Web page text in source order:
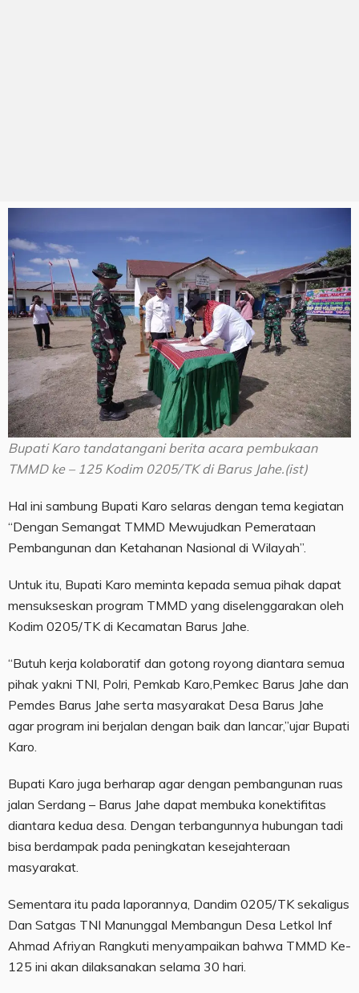
Bupati Karo tandatangani berita acara pembukaan
TMMD ke – 125 Kodim 0205/TK di Barus Jahe.(ist)
Hal ini sambung Bupati Karo selaras dengan tema kegiatan
“Dengan Semangat TMMD Mewujudkan Pemerataan
Pembangunan dan Ketahanan Nasional di Wilayah”.
Untuk itu, Bupati Karo meminta kepada semua pihak dapat
mensukseskan program TMMD yang diselenggarakan oleh
Kodim 0205/TK di Kecamatan Barus Jahe.
“Butuh kerja kolaboratif dan gotong royong diantara semua
pihak yakni TNI, Polri, Pemkab Karo,Pemkec Barus Jahe dan
Pemdes Barus Jahe serta masyarakat Desa Barus Jahe
agar program ini berjalan dengan baik dan lancar,”ujar Bupati
Karo.
Bupati Karo juga berharap agar dengan pembangunan ruas
jalan Serdang – Barus Jahe dapat membuka konektifitas
diantara kedua desa. Dengan terbangunnya hubungan tadi
bisa berdampak pada peningkatan kesejahteraan
masyarakat.
Sementara itu pada laporannya, Dandim 0205/TK sekaligus
Dan Satgas TNI Manunggal Membangun Desa Letkol Inf
Ahmad Afriyan Rangkuti menyampaikan bahwa TMMD Ke-
125 ini akan dilaksanakan selama 30 hari.